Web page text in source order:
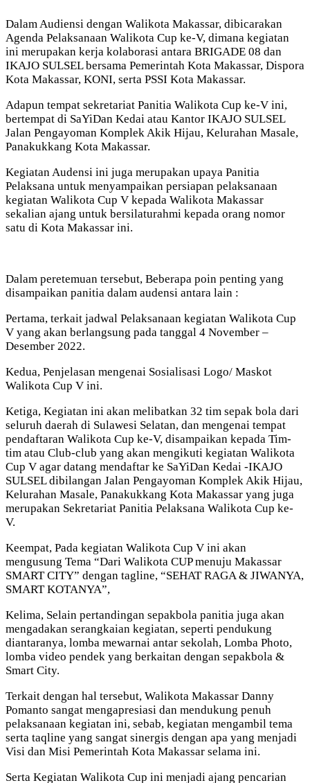
Dalam Audiensi dengan Walikota Makassar, dibicarakan
Agenda Pelaksanaan Walikota Cup ke-V, dimana kegiatan
ini merupakan kerja kolaborasi antara BRIGADE 08 dan
IKAJO SULSEL bersama Pemerintah Kota Makassar, Dispora
Kota Makassar, KONI, serta PSSI Kota Makassar.
Adapun tempat sekretariat Panitia Walikota Cup ke-V ini,
bertempat di SaYiDan Kedai atau Kantor IKAJO SULSEL
Jalan Pengayoman Komplek Akik Hijau, Kelurahan Masale,
Panakukkang Kota Makassar.
Kegiatan Audensi ini juga merupakan upaya Panitia
Pelaksana untuk menyampaikan persiapan pelaksanaan
kegiatan Walikota Cup V kepada Walikota Makassar
sekalian ajang untuk bersilaturahmi kepada orang nomor
satu di Kota Makassar ini.
Dalam peretemuan tersebut, Beberapa poin penting yang
disampaikan panitia dalam audensi antara lain :
Pertama, terkait jadwal Pelaksanaan kegiatan Walikota Cup
V yang akan berlangsung pada tanggal 4 November –
Desember 2022.
Kedua, Penjelasan mengenai Sosialisasi Logo/ Maskot
Walikota Cup V ini.
Ketiga, Kegiatan ini akan melibatkan 32 tim sepak bola dari
seluruh daerah di Sulawesi Selatan, dan mengenai tempat
pendaftaran Walikota Cup ke-V, disampaikan kepada Tim-
tim atau Club-club yang akan mengikuti kegiatan Walikota
Cup V agar datang mendaftar ke SaYiDan Kedai -IKAJO
SULSEL dibilangan Jalan Pengayoman Komplek Akik Hijau,
Kelurahan Masale, Panakukkang Kota Makassar yang juga
merupakan Sekretariat Panitia Pelaksana Walikota Cup ke-
V.
Keempat, Pada kegiatan Walikota Cup V ini akan
mengusung Tema “Dari Walikota CUP menuju Makassar
SMART CITY” dengan tagline, “SEHAT RAGA & JIWANYA,
SMART KOTANYA”,
Kelima, Selain pertandingan sepakbola panitia juga akan
mengadakan serangkaian kegiatan, seperti pendukung
diantaranya, lomba mewarnai antar sekolah, Lomba Photo,
lomba video pendek yang berkaitan dengan sepakbola &
Smart City.
Terkait dengan hal tersebut, Walikota Makassar Danny
Pomanto sangat mengapresiasi dan mendukung penuh
pelaksanaan kegiatan ini, sebab, kegiatan mengambil tema
serta taqline yang sangat sinergis dengan apa yang menjadi
Visi dan Misi Pemerintah Kota Makassar selama ini.
Serta Kegiatan Walikota Cup ini menjadi ajang pencarian